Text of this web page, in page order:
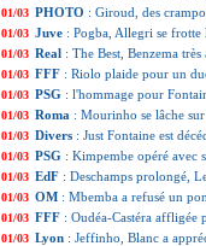
01/03 PHOTO : Giroud, des
01/03 Juve : Pogba, Allegri se frotte
01/03 Real : The Best, Benzema très
01/03 FFF : Riolo plaide pour un
01/03 PSG : l'hommage pour
01/03 Roma : Mourinho se lâche
01/03 Divers : Just Fontaine est
01/03 PSG : Kimpembe opéré avec
01/03 EdF : Deschamps prolongé,
01/03 OM : Mbemba a refusé un
01/03 FFF : Oudéa-Castéra affligée
01/03 Lyon : Jeffinho, Blanc a